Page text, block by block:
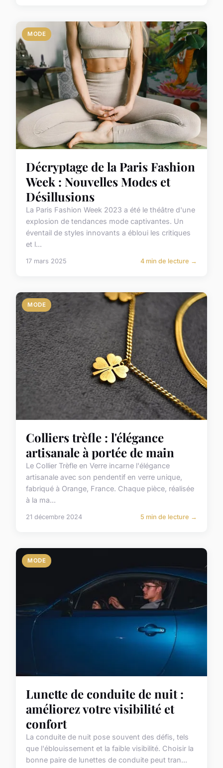
MODE
Décryptage de la Paris Fashion
Week : Nouvelles Modes et
Désillusions
La Paris Fashion Week 2023 a été le théâtre d'une
explosion de tendances mode captivantes. Un
éventail de styles innovants a ébloui les critiques
et l...
17 mars 2025 4 min de lecture →
MODE
Colliers trèfle : l'élégance
artisanale à portée de main
Le Collier Trèfle en Verre incarne l'élégance
artisanale avec son pendentif en verre unique,
fabriqué à Orange, France. Chaque pièce, réalisée
à la ma...
21 décembre 2024 5 min de lecture →
MODE
Lunette de conduite de nuit :
améliorez votre visibilité et
confort
La conduite de nuit pose souvent des défis, tels
que l'éblouissement et la faible visibilité. Choisir la
bonne paire de lunettes de conduite peut tran...